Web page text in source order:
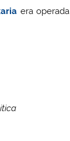
era operada